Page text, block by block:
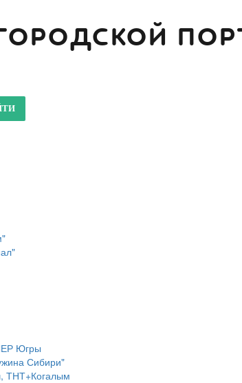
Югры
Сибири"
ТНТ+Когалым